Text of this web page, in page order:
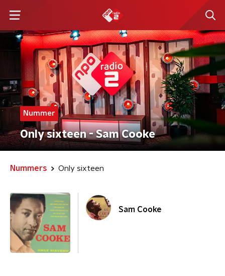
Nummer
Only sixteen - Sam Cooke
Nummers Only sixteen
Sam Cooke